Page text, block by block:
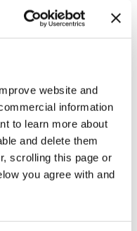
website and
information
to learn more about
and delete them
scrolling this page or
you agree with and